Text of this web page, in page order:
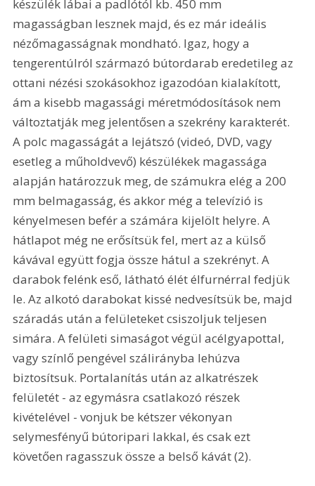
készülék lábai a padlótól kb. 450 mm
magasságban lesznek majd, és ez már ideális
nézőmagasságnak mondható. Igaz, hogy a
tengerentúlról származó bútordarab eredetileg az
ottani nézési szokásokhoz igazodóan kialakított,
ám a kisebb magassági méretmódosítások nem
változtatják meg jelentősen a szekrény karakterét.
A polc magasságát a lejátszó (videó, DVD, vagy
esetleg a műholdvevő) készülékek magassága
alapján határozzuk meg, de számukra elég a 200
mm belmagasság, és akkor még a televízió is
kényelmesen befér a számára kijelölt helyre. A
hátlapot még ne erősítsük fel, mert az a külső
kávával együtt fogja össze hátul a szekrényt. A
darabok felénk eső, látható élét élfurnérral fedjük
le. Az alkotó darabokat kissé nedvesítsük be, majd
száradás után a felületeket csiszoljuk teljesen
simára. A felületi simaságot végül acélgyapottal,
vagy színlő pengével szálirányba lehúzva
biztosítsuk. Portalanítás után az alkatrészek
felületét - az egymásra csatlakozó részek
kivételével - vonjuk be kétszer vékonyan
selymesfényű bútoripari lakkal, és csak ezt
követően ragasszuk össze a belső kávát (2).